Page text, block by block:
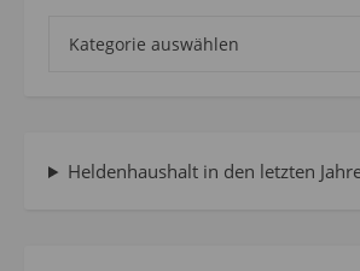
Heldenhaushalt in den letzten